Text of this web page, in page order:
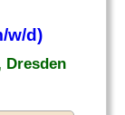
w/d)
Dresden